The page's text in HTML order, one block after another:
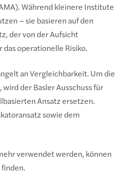
Während kleinere Institute
– sie basieren auf den
der von der Aufsicht
operationelle Risiko.
an Vergleichbarkeit. Um die
der Basler Ausschuss für
Ansatz ersetzen.
sowie dem
verwendet werden, können